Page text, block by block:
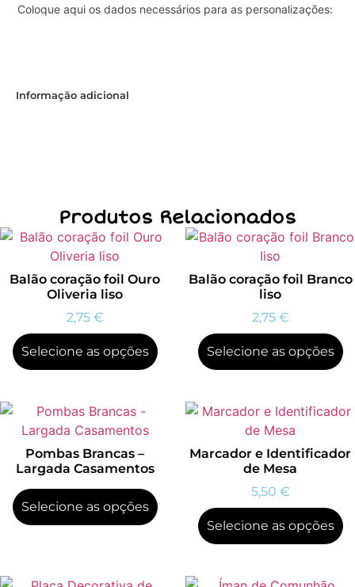
Coloque aqui os dados necessários para as personalizações:
Informação adicional
Produtos Relacionados
Balão coração foil Ouro
Oliveria liso
2,75 €
Selecione as opções
Balão coração foil Branco
liso
2,75 €
Selecione as opções
Pombas Brancas –
Largada Casamentos
Selecione as opções
Marcador e Identificador
de Mesa
5,50 €
Selecione as opções